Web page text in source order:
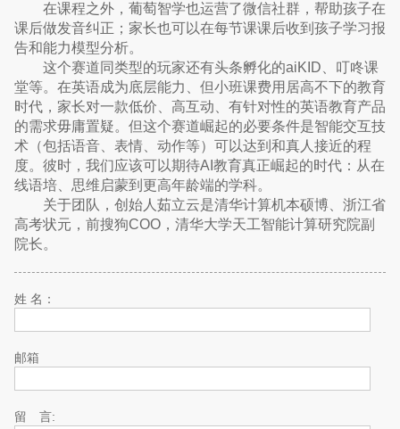
在课程之外，葡萄智学也运营了微信社群，帮助孩子在
课后做发音纠正；家长也可以在每节课课后收到孩子学习报
告和能力模型分析。
这个赛道同类型的玩家还有头条孵化的aiKID、叮咚课
堂等。在英语成为底层能力、但小班课费用居高不下的教育
时代，家长对一款低价、高互动、有针对性的英语教育产品
的需求毋庸置疑。但这个赛道崛起的必要条件是智能交互技
术（包括语音、表情、动作等）可以达到和真人接近的程
度。彼时，我们应该可以期待AI教育真正崛起的时代：从在
线语培、思维启蒙到更高年龄端的学科。
关于团队，创始人茹立云是清华计算机本硕博、浙江省
高考状元，前搜狗COO，清华大学天工智能计算研究院副
院长。
姓 名：
邮箱
留 言: